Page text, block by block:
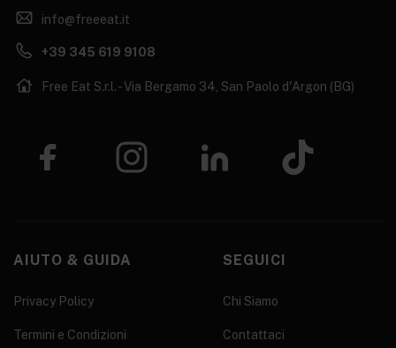
info@freeeat.it
+39 345 619 9108
Free Eat S.r.l. - Via Bergamo 34, San Paolo d'Argon (BG)
AIUTO & GUIDA
Privacy Policy
Termini e Condizioni
SEGUICI
Chi Siamo
Contattaci